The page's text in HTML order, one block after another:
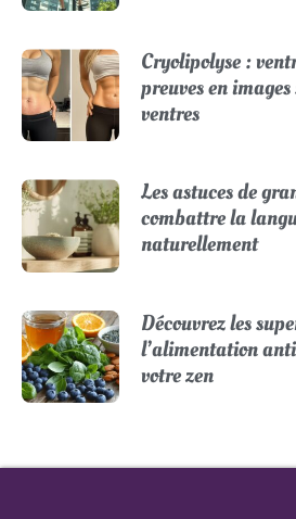
Cryolipolyse :
preuves en
ventres
Les astuces de
combattre la
naturellement
Découvrez les
l’alimentation
votre zen